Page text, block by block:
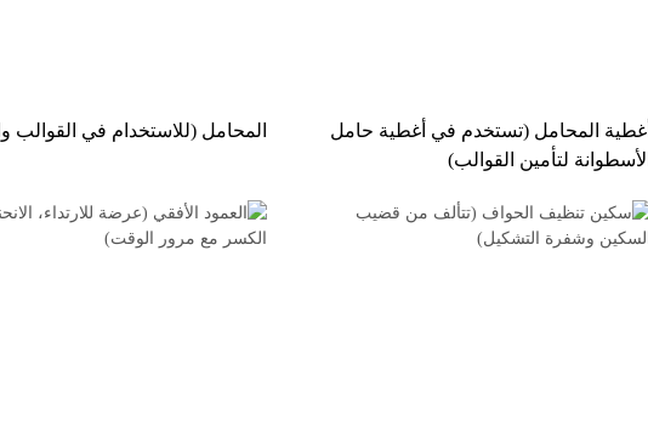
أغطية المحامل (تستخدم في أغطية حامل
الأسطوانة لتأمين القوالب)
المحامل (للاستخدام في القوالب